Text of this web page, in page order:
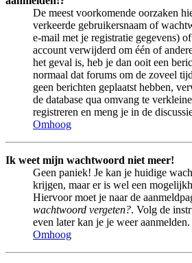
De meest voorkomende oorzaken
verkeerde gebruikersnaam of
e-mail met je registratie gegevens)
account verwijderd om één of
het geval is, heb je dan ooit een
normaal dat forums om de zoveel
geen berichten geplaatst hebben,
de database qua omvang te
registreren en meng je in de
Omhoog
Ik weet mijn wachtwoord niet meer!
Geen paniek! Je kan je huidige
krijgen, maar er is wel een
Hiervoor moet je naar de
wachtwoord vergeten?. Volg de
even later kan je je weer aanmelden.
Omhoog